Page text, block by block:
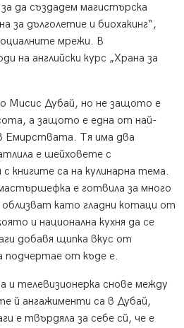
да създадем магистърска
за дълголетие и биохакинг“,
мрежи. В
на английски курс „Храна за
Мисис Дубай, но не защото е
а защото е една от най-
Емирствата. Тя има два
е шейховете с
книгите са на кулинарна тема.
е готвила за много
като гладни котаци от
и национална кухня да се
добавя щипка вкус от
подчертае от къде е.
и телевизионерка снове между
й ангажименти са в Дубай,
е твърдяла за себе сй, че е